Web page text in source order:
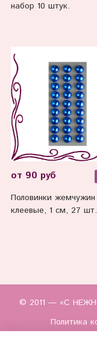
набор 10 штук.
от 90 руб
Половинки жемчужин
клеевые, 1 см, 27 шт.
© 2011 — «С
Политика